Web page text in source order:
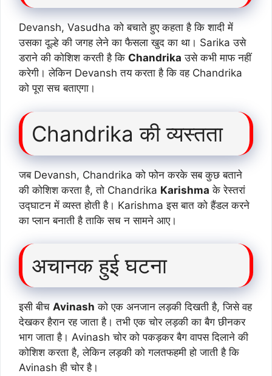
Devansh, Vasudha को बचाते हुए कहता है कि शादी में
उसका दूल्हे की जगह लेने का फैसला खुद का था। Sarika उसे
डराने की कोशिश करती है कि Chandrika उसे कभी माफ नहीं
करेगी। लेकिन Devansh तय करता है कि वह Chandrika
को पूरा सच बताएगा।
Chandrika की व्यस्तता
जब Devansh, Chandrika को फोन करके सब कुछ बताने
की कोशिश करता है, तो Chandrika Karishma के रेस्तरां
उद्घाटन में व्यस्त होती है। Karishma इस बात को हैंडल करने
का प्लान बनाती है ताकि सच न सामने आए।
अचानक हुई घटना
इसी बीच Avinash को एक अनजान लड़की दिखती है, जिसे वह
देखकर हैरान रह जाता है। तभी एक चोर लड़की का बैग छीनकर
भाग जाता है। Avinash चोर को पकड़कर बैग वापस दिलाने की
कोशिश करता है, लेकिन लड़की को गलतफहमी हो जाती है कि
Avinash ही चोर है।